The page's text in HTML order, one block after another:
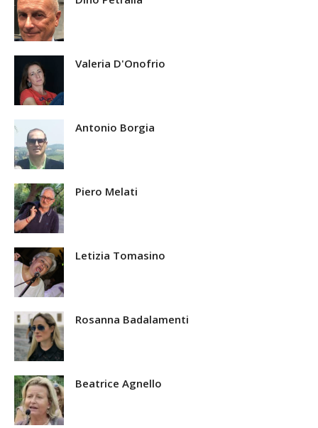
Valeria D'Onofrio
Antonio Borgia
Piero Melati
Letizia Tomasino
Rosanna Badalamenti
Beatrice Agnello